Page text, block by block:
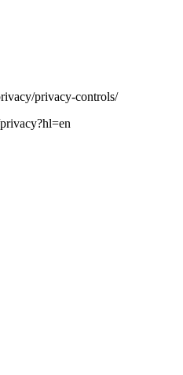
privacy-controls/